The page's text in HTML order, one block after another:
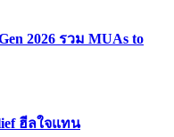
2026 รวม MUAs to
ฮีลใจแทน